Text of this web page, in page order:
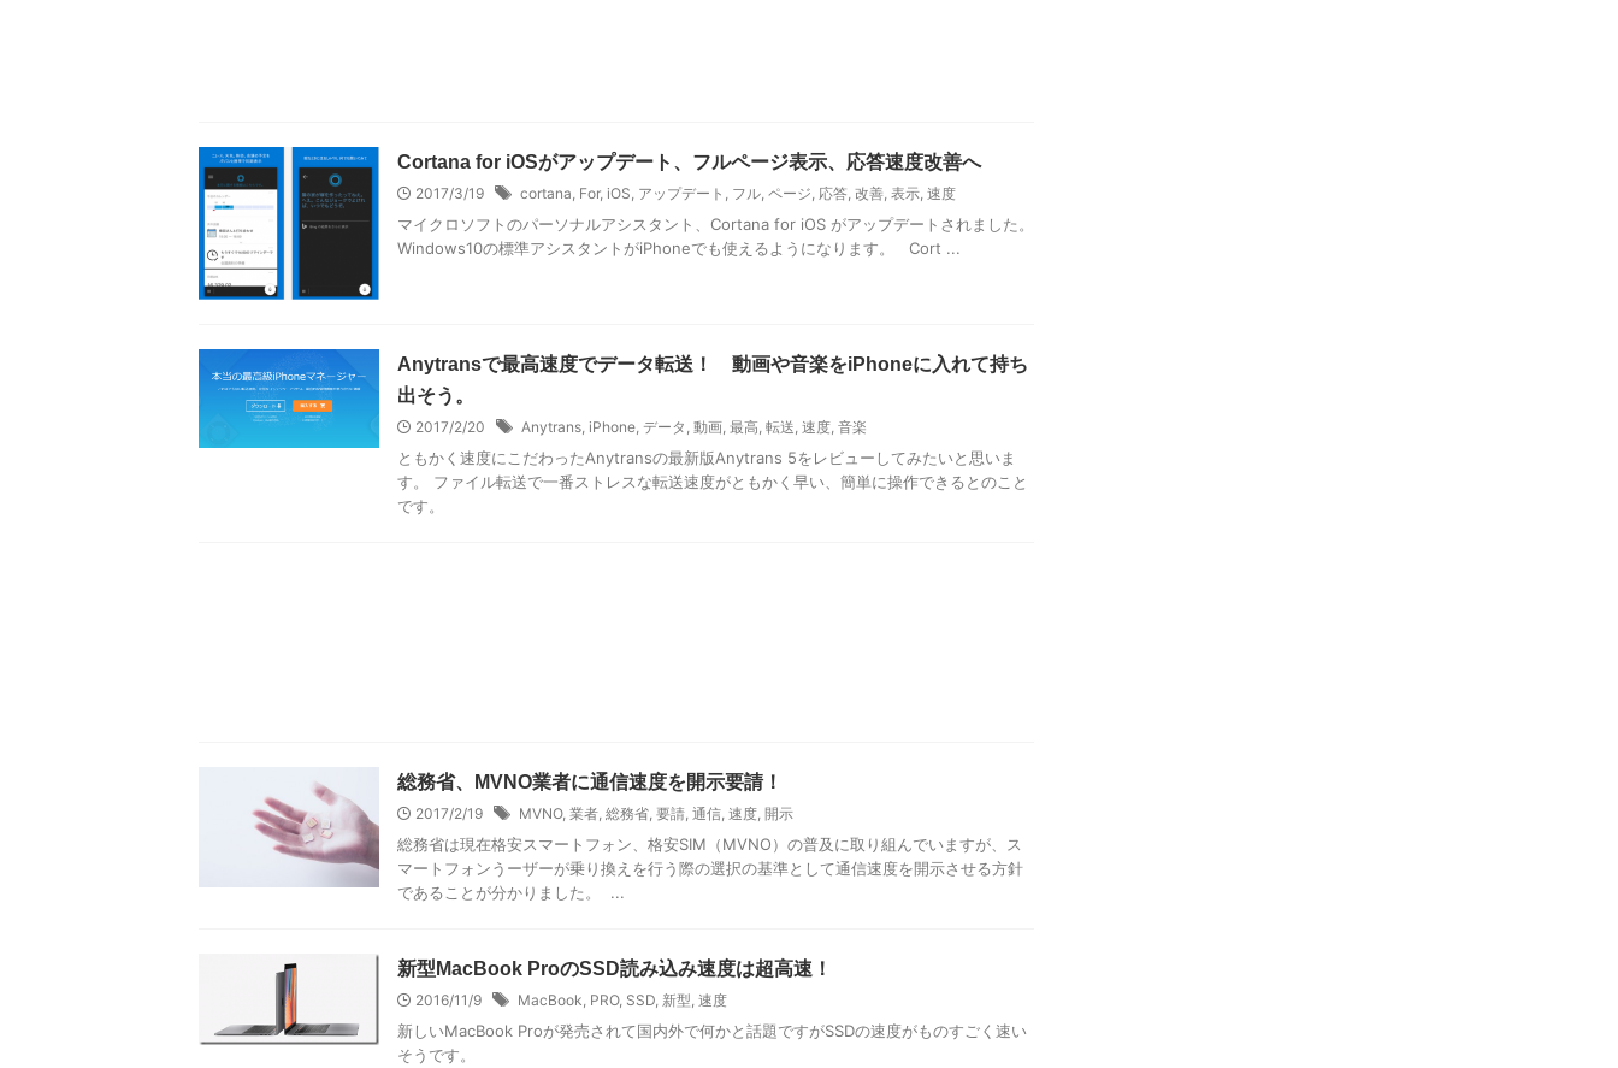
Cortana for iOSがアップデート、フルページ表示、応答速度改善へ
2017/3/19 cortana, For, iOS, アップデート , フル, ページ, 応答, 改善, 表示, 速度
マイクロソフトのパーソナルアシスタント、Cortana for iOS がアップデートされました。
Windows10の標準アシスタントがiPhoneでも使えるようになります。 Cort ...
Anytransで最高速度でデータ転送！ 動画や音楽をiPhoneに入れて持ち
出そう。
2017/2/20 Anytrans, iPhone, データ , 動画, 最高, 転送, 速度, 音楽
ともかく速度にこだわったAnytransの最新版Anytrans 5をレビューしてみたいと思いま
す。 ファイル転送で一番ストレスな転送速度がともかく早い、簡単に操作できるとのこと
です。
総務省、MVNO業者に通信速度を開示要請！
2017/2/19 MVNO, 業者, 総務省, 要請, 通信, 速度, 開示
総務省は現在格安スマートフォン、格安SIM（MVNO）の普及に取り組んでいますが、ス
マートフォンうーザーが乗り換えを行う際の選択の基準として通信速度を開示させる方針
であることが分かりました。  ...
新型MacBook ProのSSD読み込み速度は超高速！
2016/11/9 MacBook, PRO, SSD, 新型, 速度
新しいMacBook Proが発売されて国内外で何かと話題ですがSSDの速度がものすごく速い
そうです。